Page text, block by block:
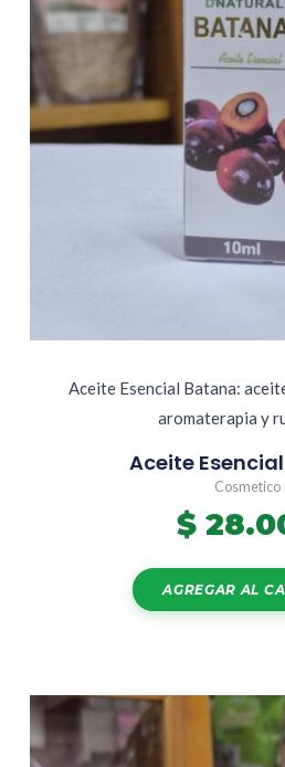
Aceite Esencial Batana:
aromaterapia y
Aceite
Cosmetico
$
AGREGAR AL